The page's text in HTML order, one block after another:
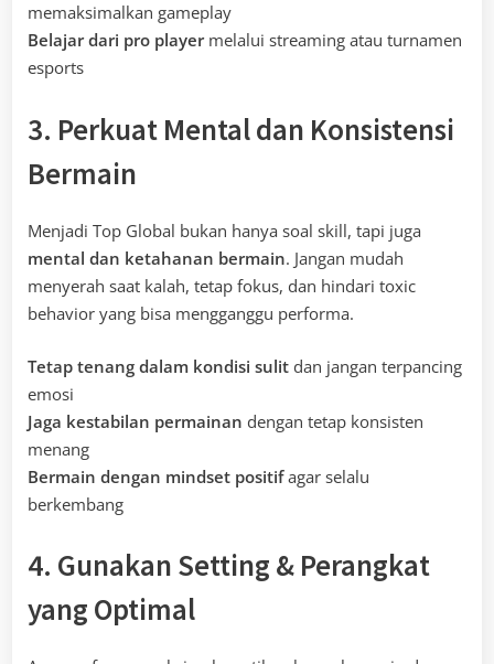
memaksimalkan gameplay
Belajar dari pro playermelalui streaming atau turnamen
esports
3. Perkuat Mental dan Konsistensi
Bermain
Menjadi Top Global bukan hanya soal skill, tapi juga
mental dan ketahanan bermain. Jangan mudah
menyerah saat kalah, tetap fokus, dan hindari toxic
behavior yang bisa mengganggu performa.
Tetap tenang dalam kondisi sulit dan jangan terpancing
emosi
Jaga kestabilan permainan dengan tetap konsisten
menang
Bermain dengan mindset positifagar selalu
berkembang
4. Gunakan Setting & Perangkat
yang Optimal